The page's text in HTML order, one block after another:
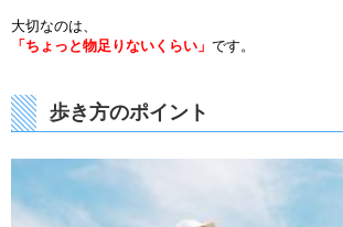
大切なのは、
「ちょっと物足りないくらい」 です。
歩き方のポイント